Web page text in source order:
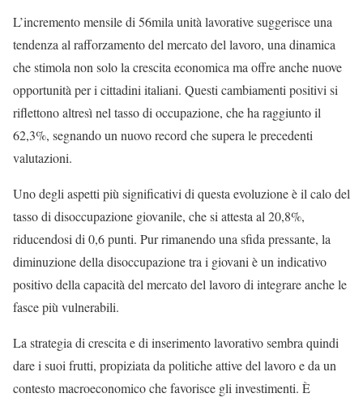
L’incremento mensile di 56mila unità lavorative suggerisce una
tendenza al rafforzamento del mercato del lavoro, una dinamica
che stimola non solo la crescita economica ma offre anche nuove
opportunità per i cittadini italiani. Questi cambiamenti positivi si
riflettono altresì nel tasso di occupazione, che ha raggiunto il
62,3%, segnando un nuovo record che supera le precedenti
valutazioni.
Uno degli aspetti più significativi di questa evoluzione è il calo del
tasso di disoccupazione giovanile, che si attesta al 20,8%,
riducendosi di 0,6 punti. Pur rimanendo una sfida pressante, la
diminuzione della disoccupazione tra i giovani è un indicativo
positivo della capacità del mercato del lavoro di integrare anche le
fasce più vulnerabili.
La strategia di crescita e di inserimento lavorativo sembra quindi
dare i suoi frutti, propiziata da politiche attive del lavoro e da un
contesto macroeconomico che favorisce gli investimenti. È